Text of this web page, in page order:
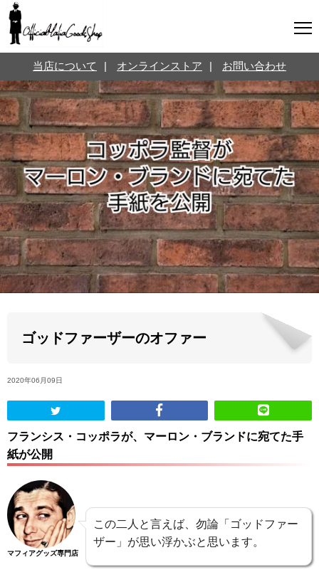
Twitterはこちら @jpmeyerlanskytm
カテゴリ
お知らせ マフィアの小話
三分で学ぶマフィア暗黒史 名言・悩み相談
映画・ドラマ紹介 映画雑学
お問い合わせ
当店について オンラインストア お問い合わせ
ゴッドファーザーのオファー
2020年06月09日
フランシス・コッポラが、マーロン・ブランドに宛てた手
紙が公開
マフィアグッズ専門店
この二人と言えば、勿論「ゴッドファー
ザー」が思い浮かぶと思います。
オンラインストア
お問い合わせ
言葉のお医者さん